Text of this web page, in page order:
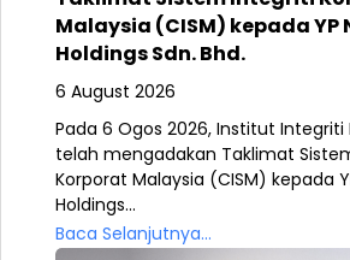
Malaysia (CISM) kepada YP
Holdings Sdn. Bhd.
6 August 2026
Pada 6 Ogos 2026, Institut Integriti
telah mengadakan Taklimat
Korporat Malaysia (CISM) kepada
Holdings...
Baca Selanjutnya...